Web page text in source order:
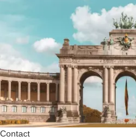
Contact